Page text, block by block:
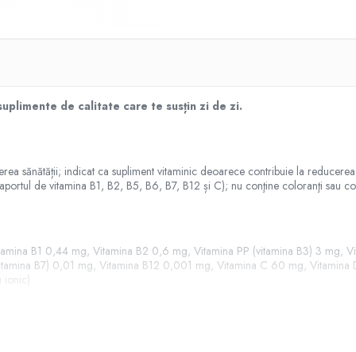
de calitate care te susțin zi de zi.
sănătății; indicat ca supliment vitaminic deoarece contribuie la
de vitamina B1, B2, B5, B6, B7, B12 și C); nu conţine coloranţi sau
B1 0,44 mg, Vitamina B2 0,6 mg, Vitamina PP (vitamina B3) 3
B7) 0,01 mg, Vitamina B12 0,001 mg, Vitamina C 60 mg,